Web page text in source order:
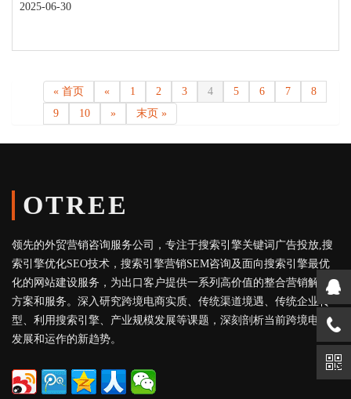
2025-06-30
« 首页 « 1 2 3 4 5 6 7
8
9
10 » 末页 »
OTREE
领先的外贸营销咨询服务公司，专注于搜索引擎关键词广告投放,搜
索引擎优化SEO技术，搜索引擎营销SEM咨询及面向搜索引擎最优
化的网站建设服务，为出口客户提供一系列高价值的整合营销解决
方案和服务。深入研究跨境电商实质、传统渠道境遇、传统企业转
型、利用搜索引擎、产业规模发展等课题，深刻剖析当前跨境电商
发展和运作的新趋势。